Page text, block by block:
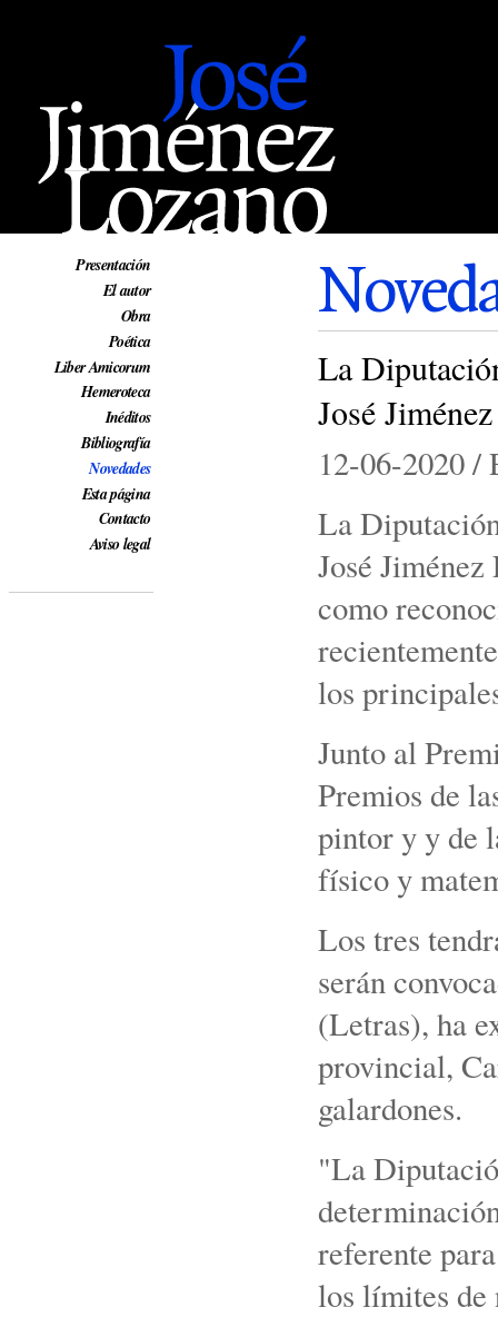
Presentación
El autor
Obra
Poética
Liber Amicorum
Hemeroteca
Inéditos
Bibliografía
Novedades
Esta página
Contacto
Aviso legal
La
José
12-06-2020
La
José
como
los
Junto al
Premios de
pintor y y de
físico y
Los tres
serán
(Letras), ha
provincial,
galardones.
"La
referente
los límites de